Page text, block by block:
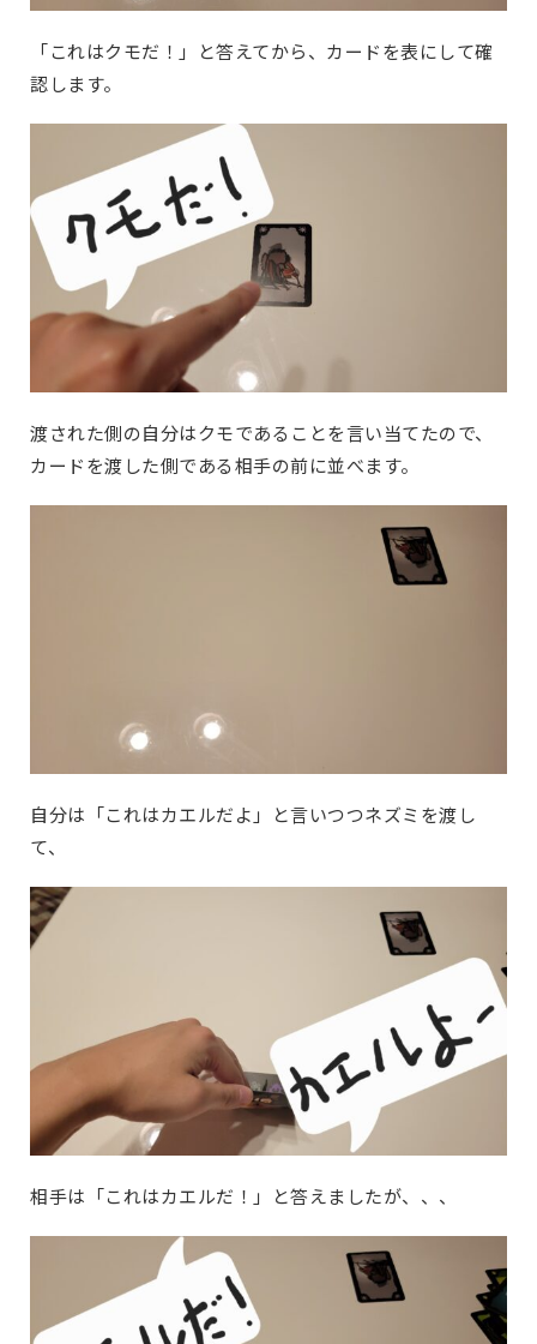
「これはクモだ！」と答えてから、カードを表にして確
認します。
渡された側の自分はクモであることを言い当てたので、
カードを渡した側である相手の前に並べます。
自分は「これはカエルだよ」と言いつつネズミを渡し
て、
相手は「これはカエルだ！」と答えましたが、、、